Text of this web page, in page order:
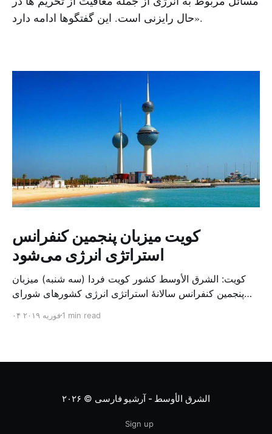
حال رایزنی است. این گفتگوها ادامه دارد».
کویت میزبان پنجمین کنفرانس
استراتژی انرژی می‌شود
کویت: الشرق الأوسط کشور کویت فردا (سه شنبه) میزبان
پنجمین کنفرانس سالانهٔ استراتژی انرژی کشورهای شورای
متخصص از شرکت‌های جهانی نفت و گاز در این کنفرانس
۰۴ فوریه ۲۰۱۹1 min read
الشرق الأوسط - آرشیو فارسی © ۲۰۲۶
Sign up